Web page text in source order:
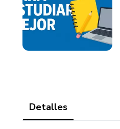
Detalles